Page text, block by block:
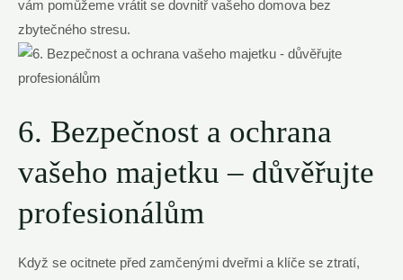
vám pomůžeme vrátit se dovnitř vašeho domova bez
zbytečného stresu.
6. Bezpečnost a ochrana
vašeho majetku – důvěřujte
profesionálům
Když se ocitnete před zamčenými dveřmi a klíče se ztratí,